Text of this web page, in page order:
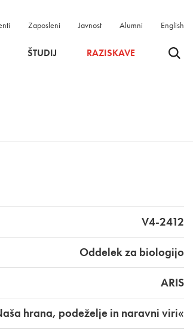
Zaposleni Javnost Alumni English
ŠTUDIJ RAZISKAVE Odpri
V4-2412
Oddelek za biologijo
ARIS
hrana, podeželje in naravni viri«